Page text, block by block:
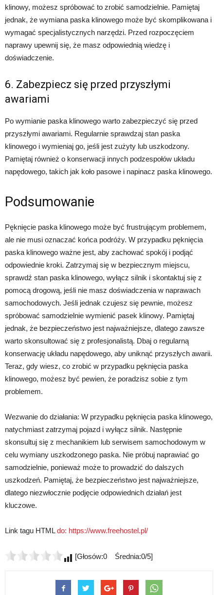
klinowy, możesz spróbować to zrobić samodzielnie. Pamiętaj
jednak, że wymiana paska klinowego może być skomplikowana i
wymagać specjalistycznych narzędzi. Przed rozpoczęciem
naprawy upewnij się, że masz odpowiednią wiedzę i
doświadczenie.
6. Zabezpiecz się przed przyszłymi
awariami
Po wymianie paska klinowego warto zabezpieczyć się przed
przyszłymi awariami. Regularnie sprawdzaj stan paska
klinowego i wymieniaj go, jeśli jest zużyty lub uszkodzony.
Pamiętaj również o konserwacji innych podzespołów układu
napędowego, takich jak koło pasowe i napinacz paska klinowego.
Podsumowanie
Pęknięcie paska klinowego może być frustrującym problemem,
ale nie musi oznaczać końca podróży. W przypadku pęknięcia
paska klinowego ważne jest, aby zachować spokój i podjąć
odpowiednie kroki. Zatrzymaj się w bezpiecznym miejscu,
sprawdź stan paska klinowego, wyłącz silnik i skontaktuj się z
pomocą drogową, jeśli nie masz doświadczenia w naprawach
samochodowych. Jeśli jednak czujesz się pewnie, możesz
spróbować samodzielnie wymienić pasek klinowy. Pamiętaj
jednak, że bezpieczeństwo jest najważniejsze, dlatego zawsze
warto skonsultować się z profesjonalistą. Dbaj o regularną
konserwację układu napędowego, aby uniknąć przyszłych awarii.
Teraz, gdy wiesz, co zrobić w przypadku pęknięcia paska
klinowego, możesz być pewien, że poradzisz sobie z tym
problemem.
Wezwanie do działania: W przypadku pęknięcia paska klinowego,
natychmiast zatrzymaj pojazd i wyłącz silnik. Następnie
skonsultuj się z mechanikiem lub serwisem samochodowym w
celu wymiany uszkodzonego paska. Nie próbuj naprawiać go
samodzielnie, ponieważ może to prowadzić do dalszych
uszkodzeń. Pamiętaj, że bezpieczeństwo jest najważniejsze,
dlatego niezwłocznie podjęcie odpowiednich działań jest
kluczowe.
Link tagu HTMLdo: https://www.freehostel.pl/
[Głosów:0 Średnia:0/5]